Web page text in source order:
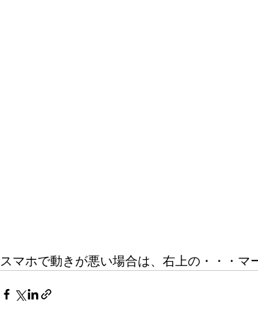
スマホで動きが悪い場合は、右上の・・・マ